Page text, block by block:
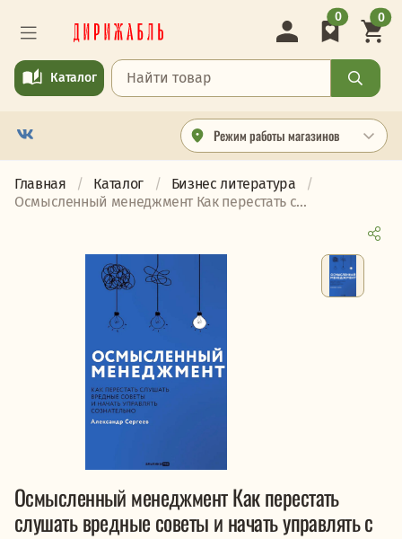
Режим работы магазинов
Каталог
0 0
Главная Каталог
Бизнес литература
Осмысленный менеджмент Как перестать с...
Осмысленный менеджмент Как перестать
слушать вредные советы и начать управлять с